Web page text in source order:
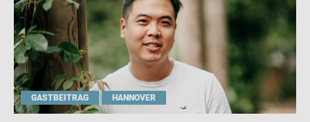
GASTBEITRAG HANNOVER